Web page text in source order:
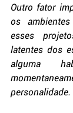
Outro fator
os
esses
latentes dos
alguma
personalidade.